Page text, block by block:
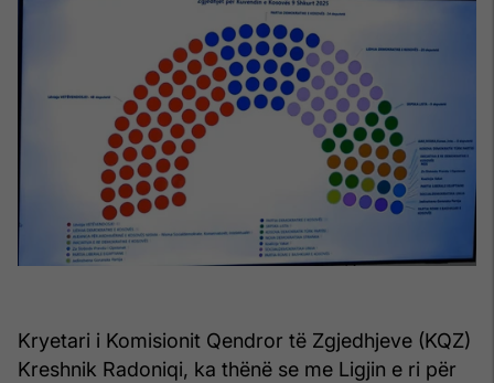
Kryetari i Komisionit Qendror të Zgjedhjeve (KQZ)
Kreshnik Radoniqi, ka thënë se me Ligjin e ri për